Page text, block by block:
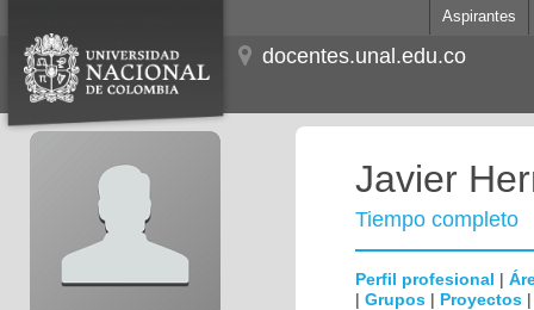
Aspirantes
docentes.unal.edu.co
Javier
Tiempo completo
Perfil profesional |
| Grupos | Proyectos